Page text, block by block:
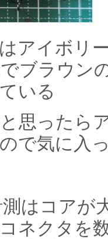
アイボリ
ブラウン
いる
思ったら
で気に入
はコアが
ネクタを